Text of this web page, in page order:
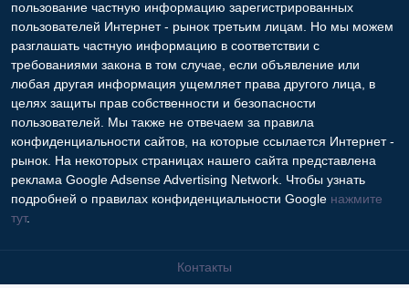
пользование частную информацию зарегистрированных
пользователей Интернет - рынок третьим лицам. Но мы можем
разглашать частную информацию в соответствии с
требованиями закона в том случае, если объявление или
любая другая информация ущемляет права другого лица, в
целях защиты прав собственности и безопасности
пользователей. Мы также не отвечаем за правила
конфиденциальности сайтов, на которые ссылается Интернет -
рынок. На некоторых страницах нашего сайта представлена
реклама Google Adsense Advertising Network. Чтобы узнать
подробней о правилах конфиденциальности Google нажмите
тут.
Контакты